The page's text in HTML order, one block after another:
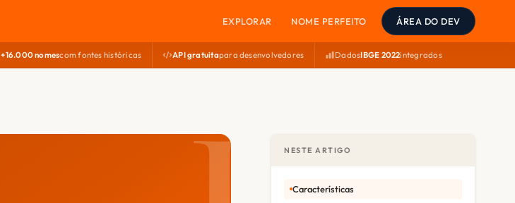
EXPLORAR NOME PERFEITO ÁREA DO DEV
+16.000 nomescom fontes históricas API gratuitapara desenvolvedores DadosIBGE 2022integrados
NESTE ARTIGO
Características